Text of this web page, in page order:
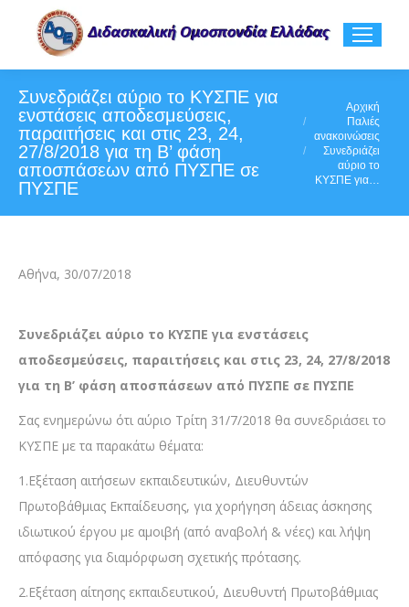
Συνεδριάζει αύριο το ΚΥΣΠΕ για
ενστάσεις αποδεσμεύσεις,
παραιτήσεις και στις 23, 24,
27/8/2018 για τη Β’ φάση
αποσπάσεων από ΠΥΣΠΕ σε
ΠΥΣΠΕ
You are here:Αρχική
Παλιές
ανακοινώσεις
Συνεδριάζει
αύριο το
ΚΥΣΠΕ για…
Αθήνα, 30/07/2018
Συνεδριάζει αύριο το ΚΥΣΠΕ για ενστάσεις
αποδεσμεύσεις, παραιτήσεις και στις 23, 24, 27/8/2018
για τη Β’ φάση αποσπάσεων από ΠΥΣΠΕ σε ΠΥΣΠΕ
Σας ενημερώνω ότι αύριο Τρίτη 31/7/2018 θα συνεδριάσει το
ΚΥΣΠΕ με τα παρακάτω θέματα:
1.Εξέταση αιτήσεων εκπαιδευτικών, Διευθυντών
Πρωτοβάθμιας Εκπαίδευσης, για χορήγηση άδειας άσκησης
ιδιωτικού έργου με αμοιβή (από αναβολή & νέες) και λήψη
απόφασης για διαμόρφωση σχετικής πρότασης.
2.Εξέταση αίτησης εκπαιδευτικού, Διευθυντή Πρωτοβάθμιας